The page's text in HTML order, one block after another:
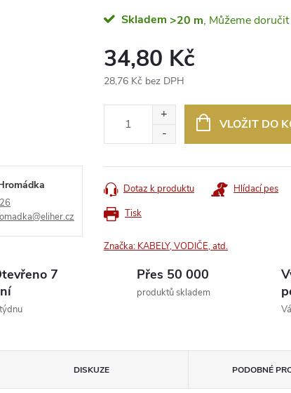
Skladem >20 m
34,80 Kč
28,76 Kč bez DPH
VLOŽIT DO
Tisk
Dotaz k produktu Hlídací pes
Značka: KABELY, VODIČE, atd.
7
Přes 50 000
produktů skladem
DISKUZE PODOBNÉ